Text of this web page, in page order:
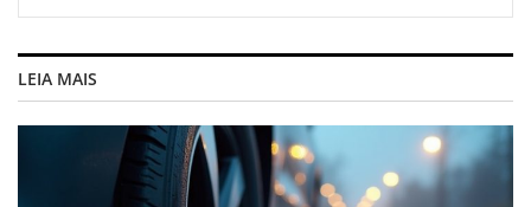
LEIA MAIS